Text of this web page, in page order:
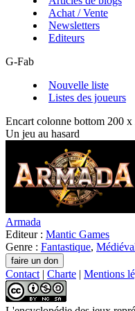
Achat / Vente
Newsletters
Editeurs
G-Fab
Nouvelle liste
Listes des joueurs
Encart colonne bottom 200
Un jeu au hasard
Armada
Editeur : Mantic Games
Genre : Fantastique,
Contact | Charte | Mentions